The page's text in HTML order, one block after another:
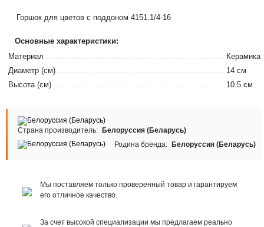
Горшок для цветов с поддоном 4151.1/4-16
Основные характеристики:
Материал
Керамика
Диаметр (см)
14 см
Высота (см)
10.5 см
Страна производитель: Белоруссия (Беларусь)
Родина бренда: Белоруссия (Беларусь)
Мы поставляем только проверенный товар и гарантируем
его отличное качество.
За счет высокой специализации мы предлагаем реально